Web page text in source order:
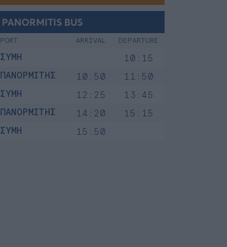
PANORMITIS BUS
PORT ARRIVAL DEPARTURE
ΣΥΜΗ
10:15
ΠΑΝΟΡΜΙΤΗΣ
10:50
11:50
ΣΥΜΗ
12:25
13:45
ΠΑΝΟΡΜΙΤΗΣ
14:20
15:15
ΣΥΜΗ
15:50